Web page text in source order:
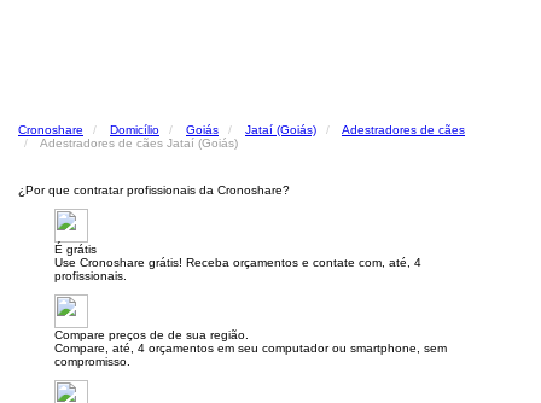
Cronoshare Domicílio Goiás Jataí (Goiás)
Adestradores de cães
Adestradores de cães Jataí (Goiás)
¿Por que contratar profissionais da Cronoshare?
É grátis
Use Cronoshare grátis! Receba orçamentos e contate com, até, 4
profissionais.
Compare preços de de sua região.
Compare, até, 4 orçamentos em seu computador ou smartphone, sem
compromisso.